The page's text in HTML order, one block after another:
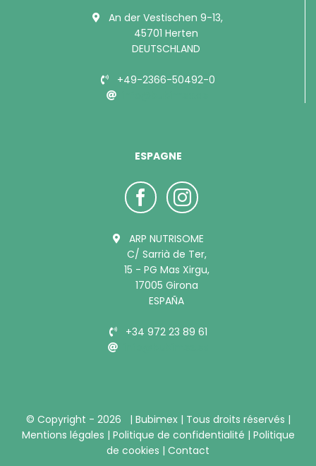
An der Vestischen 9-13,
45701 Herten
DEUTSCHLAND
+49-2366-50492-0
ESPAGNE
ARP NUTRISOME
C/ Sarrià de Ter,
15 - PG Mas Xirgu,
17005 Girona
ESPAÑA
+34 972 23 89 61
© Copyright - 2026 | Bubimex | Tous droits réservés |
Mentions légales | Politique de confidentialité | Politique
de cookies | Contact